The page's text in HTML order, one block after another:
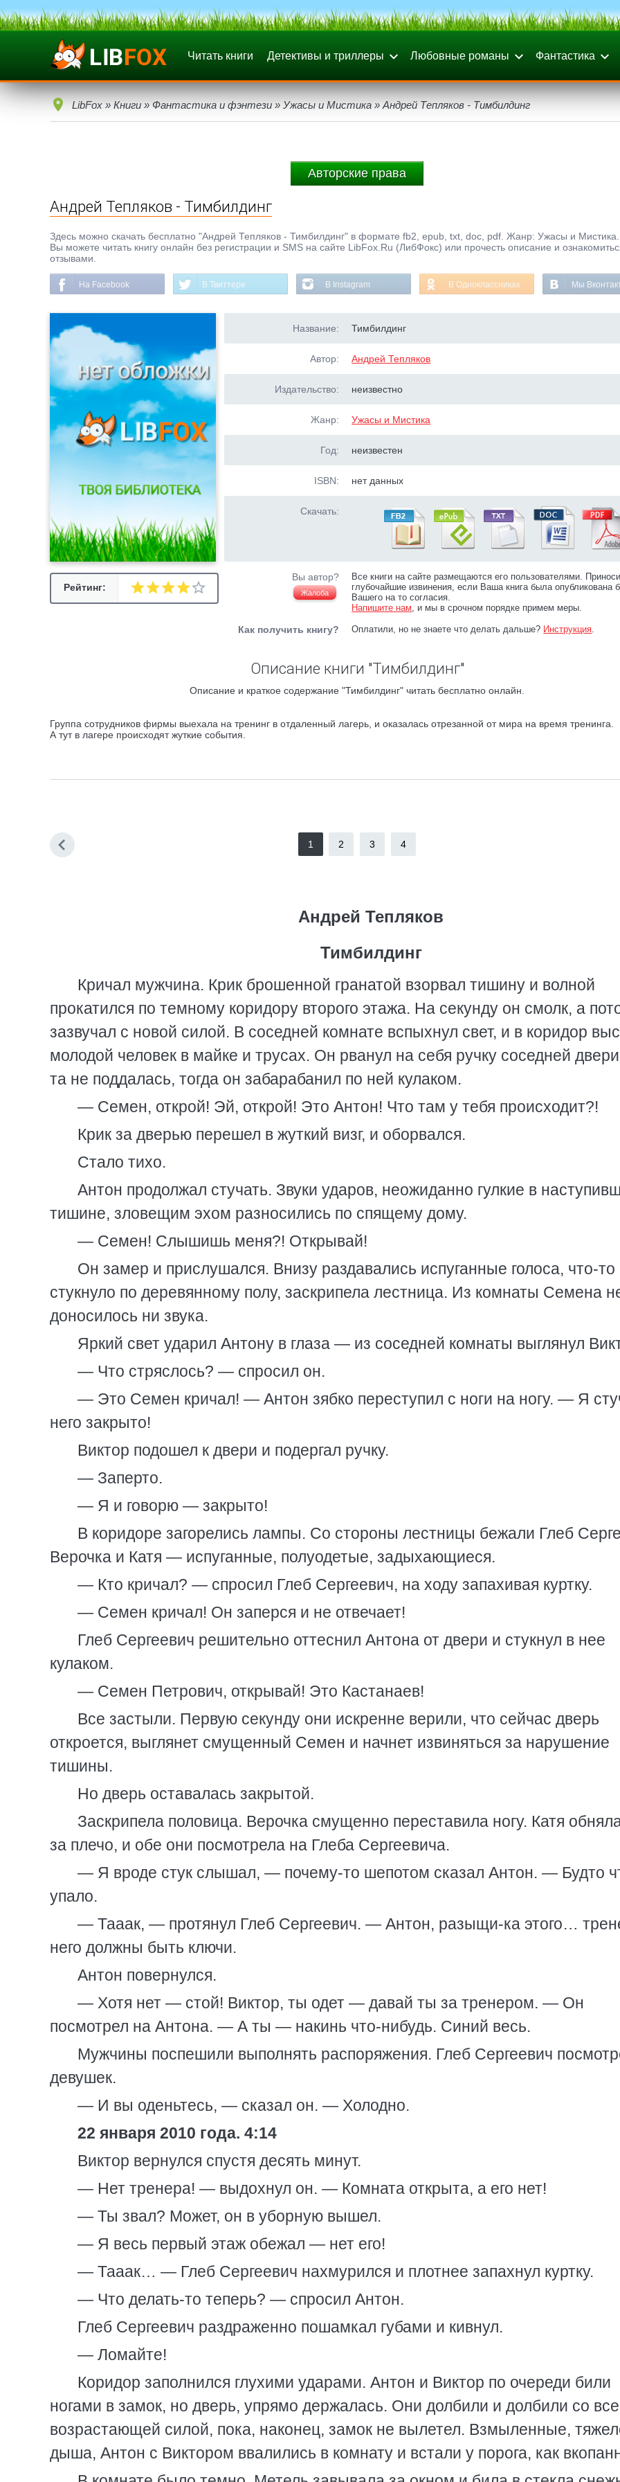
Читать книги Детективы и триллеры Любовные романы Фантастика
LibFox » Книги » Фантастика и фэнтези » Ужасы и Мистика » Андрей Тепляков - Тимбилдинг
Авторские права
Андрей Тепляков - Тимбилдинг
Здесь можно скачать бесплатно "Андрей Тепляков - Тимбилдинг" в формате fb2, epub, txt, doc, pdf. Жанр: Ужасы и
Вы можете читать книгу онлайн без регистрации и SMS на сайте LibFox.Ru (ЛибФокс) или прочесть описание и
отзывами.
На Facebook В Твиттере В Instagram В Одноклассниках Мы
Рейтинг:
Название: Тимбилдинг
Автор: Андрей Тепляков
Издательство: неизвестно
Жанр: Ужасы и Мистика
Год: неизвестен
ISBN: нет данных
Скачать:
Вы автор?
Жалоба
Все книги на сайте размещаются его пользователями.
глубочайшие извинения, если Ваша книга была опубликована
Вашего на то согласия.
Напишите нам, и мы в срочном порядке примем меры.
Как получить книгу? Оплатили, но не знаете что делать дальше? Инструкция.
Описание книги "Тимбилдинг"
Описание и краткое содержание "Тимбилдинг" читать бесплатно онлайн.
Группа сотрудников фирмы выехала на тренинг в отдаленный лагерь, и оказалась отрезанной от мира на время тренинга.
А тут в лагере происходят жуткие события.
1 2 3 4
Андрей Тепляков
Тимбилдинг
Кричал мужчина. Крик брошенной гранатой взорвал тишину и волной
прокатился по темному коридору второго этажа. На секунду он смолк, а
зазвучал с новой силой. В соседней комнате вспыхнул свет, и в коридор
молодой человек в майке и трусах. Он рванул на себя ручку соседней
та не поддалась, тогда он забарабанил по ней кулаком.
— Семен, открой! Эй, открой! Это Антон! Что там у тебя происходит?!
Крик за дверью перешел в жуткий визг, и оборвался.
Стало тихо.
Антон продолжал стучать. Звуки ударов, неожиданно гулкие в
тишине, зловещим эхом разносились по спящему дому.
— Семен! Слышишь меня?! Открывай!
Он замер и прислушался. Внизу раздавались испуганные голоса, что-то
стукнуло по деревянному полу, заскрипела лестница. Из комнаты Семена
доносилось ни звука.
Яркий свет ударил Антону в глаза — из соседней комнаты выглянул
— Что стряслось? — спросил он.
— Это Семен кричал! — Антон зябко переступил с ноги на ногу. — Я
него закрыто!
Виктор подошел к двери и подергал ручку.
— Заперто.
— Я и говорю — закрыто!
В коридоре загорелись лампы. Со стороны лестницы бежали Глеб
Верочка и Катя — испуганные, полуодетые, задыхающиеся.
— Кто кричал? — спросил Глеб Сергеевич, на ходу запахивая куртку.
— Семен кричал! Он заперся и не отвечает!
Глеб Сергеевич решительно оттеснил Антона от двери и стукнул в нее
кулаком.
— Семен Петрович, открывай! Это Кастанаев!
Все застыли. Первую секунду они искренне верили, что сейчас дверь
откроется, выглянет смущенный Семен и начнет извиняться за нарушение
тишины.
Но дверь оставалась закрытой.
Заскрипела половица. Верочка смущенно переставила ногу. Катя
за плечо, и обе они посмотрела на Глеба Сергеевича.
— Я вроде стук слышал, — почему-то шепотом сказал Антон. — Будто
упало.
— Тааак, — протянул Глеб Сергеевич. — Антон, разыщи-ка этого…
него должны быть ключи.
Антон повернулся.
— Хотя нет — стой! Виктор, ты одет — давай ты за тренером. — Он
посмотрел на Антона. — А ты — накинь что-нибудь. Синий весь.
Мужчины поспешили выполнять распоряжения. Глеб Сергеевич
девушек.
— И вы оденьтесь, — сказал он. — Холодно.
22 января 2010 года. 4:14
Виктор вернулся спустя десять минут.
— Нет тренера! — выдохнул он. — Комната открыта, а его нет!
— Ты звал? Может, он в уборную вышел.
— Я весь первый этаж обежал — нет его!
— Тааак… — Глеб Сергеевич нахмурился и плотнее запахнул куртку.
— Что делать-то теперь? — спросил Антон.
Глеб Сергеевич раздраженно пошамкал губами и кивнул.
— Ломайте!
Коридор заполнился глухими ударами. Антон и Виктор по очереди били
ногами в замок, но дверь, упрямо держалась. Они долбили и долбили со все
возрастающей силой, пока, наконец, замок не вылетел. Взмыленные,
дыша, Антон с Виктором ввалились в комнату и встали у порога, как